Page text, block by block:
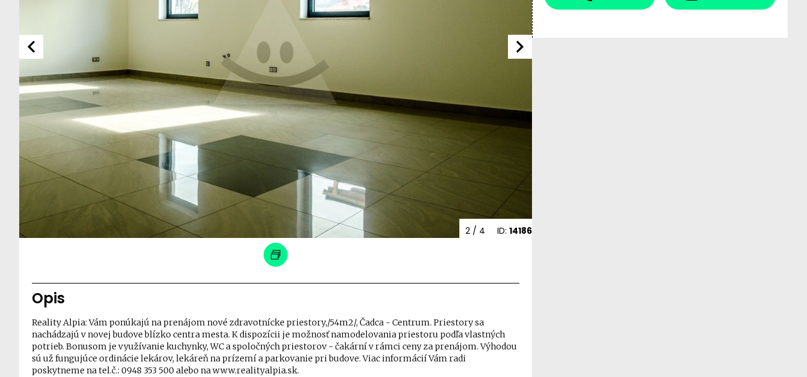
ID: 14186
2/ 4
Opis
Reality Alpia: Vám ponúkajú na prenájom nové zdravotnícke priestory,/54m2/, Čadca - Centrum. Priestory sa
nachádzajú v novej budove blízko centra mesta. K dispozícii je možnosť namodelovania priestoru podľa vlastných
potrieb. Bonusom je využívanie kuchynky, WC a spoločných priestorov - čakární v rámci ceny za prenájom. Výhodou
sú už fungujúce ordinácie lekárov, lekáreň na prízemí a parkovanie pri budove. Viac informácií Vám radi
poskytneme na tel.č.: 0948 353 500 alebo na www.realityalpia.sk.